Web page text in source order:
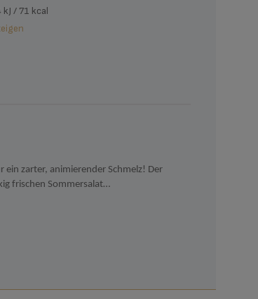
kJ / 71 kcal
ein zarter, animierender Schmelz! Der
frischen Sommersalat…